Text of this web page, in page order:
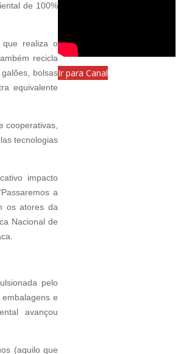
de 100%
que realiza o
recicla
bolsas
equivalente
cooperativas,
tecnologias
impacto
a
os atores da
Nacional de
pelo
e
avançou
(aquilo que
Ir para Canal